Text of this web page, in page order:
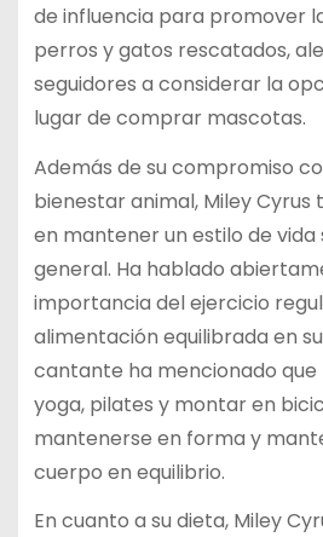
de influencia para promover
perros y gatos rescatados,
seguidores a considerar la
lugar de comprar mascotas.
Además de su compromiso
bienestar animal, Miley
en mantener un estilo de vida
general. Ha hablado
importancia del ejercicio
alimentación equilibrada en
cantante ha mencionado
yoga, pilates y montar en
mantenerse en forma y
cuerpo en equilibrio.
En cuanto a su dieta, Miley